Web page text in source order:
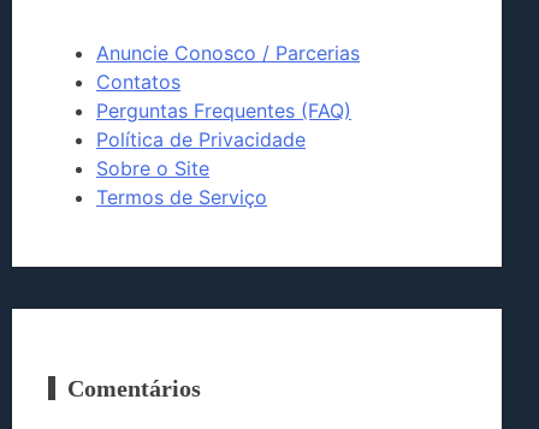
Anuncie Conosco / Parcerias
Contatos
Perguntas Frequentes (FAQ)
Política de Privacidade
Sobre o Site
Termos de Serviço
Comentários